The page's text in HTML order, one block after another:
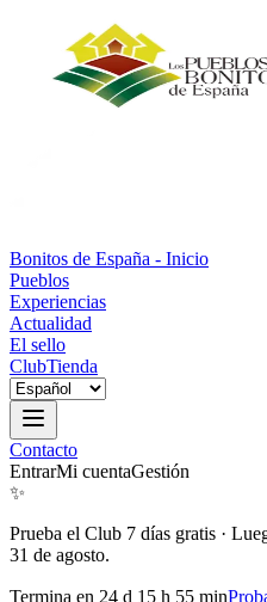
Bonitos de España - Inicio
Pueblos
Experiencias
Actualidad
El sello
ClubTienda
Contacto
EntrarMi cuentaGestión
✨
Prueba el Club 7 días gratis ·
31 de agosto.
Termina en 24 d 15 h 55 min